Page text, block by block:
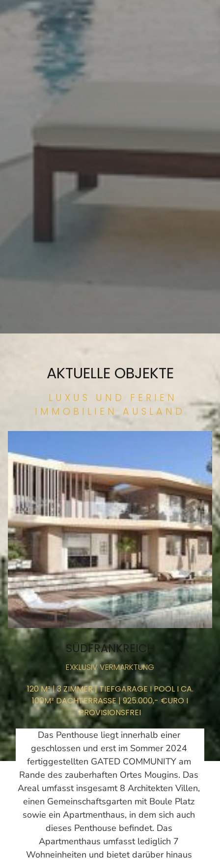
AKTUELLE OBJEKTE
LUXUS UND FERIEN
IMMOBILIEN AUSLAND
SÜDFRANKREICH
EXKLUSIV VERMARKTUNG
120 M² | 3 ZIMMER | TIEFGARAGE I POOL I CA.
100M² DACHTERRASSE | 925.000,- €URO I
PROVISIONSFREI
Das Penthouse liegt innerhalb einer
geschlossen und erst im Sommer 2024
fertiggestellten GATED COMMUNITY am
Rande des zauberhaften Ortes Mougins. Das
Areal umfasst insgesamt 8 Architekten Villen,
einen Gemeinschaftsgarten mit Boule Platz
sowie ein Apartmenthaus, in dem sich auch
dieses Penthouse befindet. Das
Apartmenthaus umfasst lediglich 7
Wohneinheiten und bietet darüber hinaus